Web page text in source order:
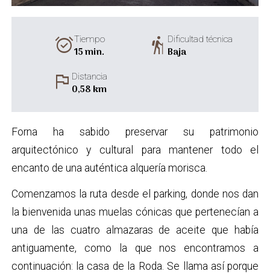
alarm_onTiempo
15 min. hikingDificultad técnica
Baja
flag Distancia
0,58 km
Forna ha sabido preservar su patrimonio
arquitectónico y cultural para mantener todo el
encanto de una auténtica alquería morisca.
Comenzamos la ruta desde el parking, donde nos dan
la bienvenida unas muelas cónicas que pertenecían a
una de las cuatro almazaras de aceite que había
antiguamente, como la que nos encontramos a
continuación: la casa de la Roda. Se llama así porque